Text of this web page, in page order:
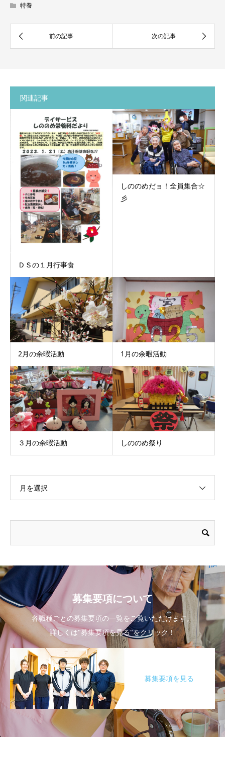
特養
関連記事
ＤＳの１月行事食
しののめだョ！全員集合☆
彡
2月の余暇活動 1月の余暇活動
３月の余暇活動 しののめ祭り
月を選択
募集要項について
各職種ごとの募集要項の一覧をご覧いただけます。
詳しくは"募集要項を見る"をクリック！
募集要項を見る